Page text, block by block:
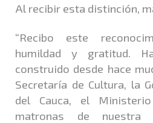
Al recibir esta distinción,
“Recibo este
humildad y gratitud.
construido desde hace
Secretaría de Cultura, la
del Cauca, el
matronas de nuestra